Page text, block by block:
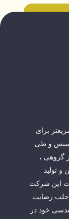
برای
ساختمانی و صنعتی در سال 1391 تاسیس و طی
گروهی ،
و تولید
این شرکت
جلب رضایت
خود در